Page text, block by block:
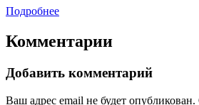
Подробнее
Комментарии
Добавить комментарий
Ваш адрес email не будет опубликован.